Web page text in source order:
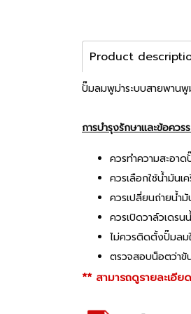
Product
ปั๊มลมพูม่าระบบสายพานพู
การบำรุงรักษาและข้อควร
ควรทำความสะอา
ควรเลือกใช้น้ำมัน
ควรเปลี่ยนถ่ายน้ำ
ควรเปิดวาล์วเดร
ไม่ควรติดตั้งปั๊มลม
ตรวจสอบน็อตว่า
** สามารถดูรายละเอี